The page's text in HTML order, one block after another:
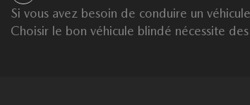
Si vous avez besoin de conduire un
Choisir le bon véhicule blindé nécessite